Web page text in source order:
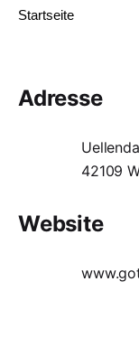
Startseite
Adresse
42109
Website